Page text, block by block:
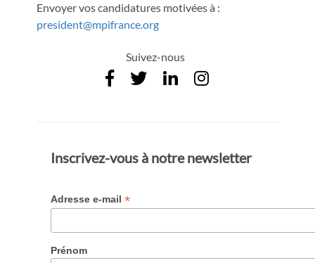
Envoyer vos candidatures motivées à :
president@mpifrance.org
Suivez-nous
Inscrivez-vous à notre newsletter
Adresse e-mail*
Prénom